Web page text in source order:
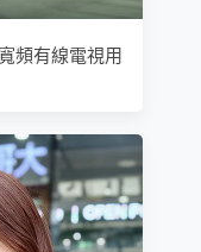
頻有線電視用